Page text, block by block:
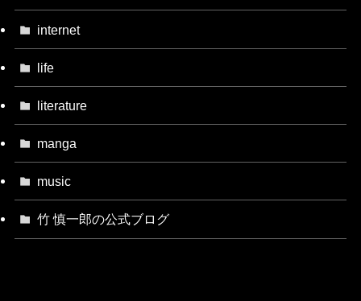
internet
life
literature
manga
music
竹 慎一郎の公式ブログ